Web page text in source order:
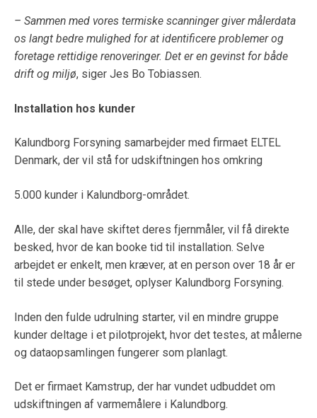
– Sammen med vores termiske scanninger giver målerdata
os langt bedre mulighed for at identificere problemer og
foretage rettidige renoveringer. Det er en gevinst for både
drift og miljø, siger Jes Bo Tobiassen.
Installation hos kunder
Kalundborg Forsyning samarbejder med firmaet ELTEL
Denmark, der vil stå for udskiftningen hos omkring
5.000 kunder i Kalundborg-området.
Alle, der skal have skiftet deres fjernmåler, vil få direkte
besked, hvor de kan booke tid til installation. Selve
arbejdet er enkelt, men kræver, at en person over 18 år er
til stede under besøget, oplyser Kalundborg Forsyning.
Inden den fulde udrulning starter, vil en mindre gruppe
kunder deltage i et pilotprojekt, hvor det testes, at målerne
og dataopsamlingen fungerer som planlagt.
Det er firmaet Kamstrup, der har vundet udbuddet om
udskiftningen af varmemålere i Kalundborg.